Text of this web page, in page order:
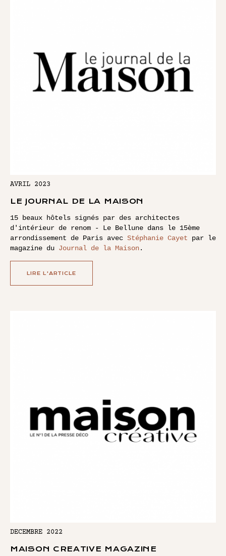
AVRIL 2023
LE JOURNAL DE LA MAISON
15 beaux hôtels signés par des architectes
d'intérieur de renom - Le Bellune dans le 15ème
arrondissement de Paris avec Stéphanie Cayet par le
magazine du Journal de la Maison.
LIRE L'ARTICLE
DECEMBRE 2022
MAISON CREATIVE MAGAZINE